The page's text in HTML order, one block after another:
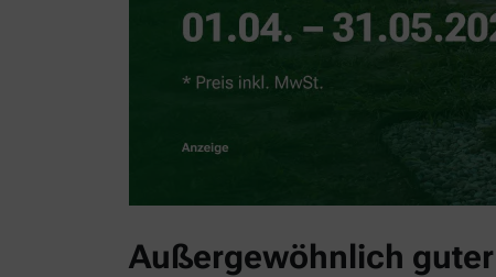
Außergewöhnlich